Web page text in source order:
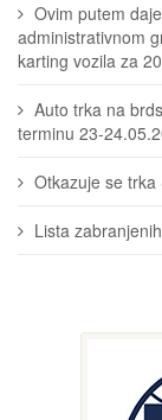
Ovim putem
administrativnom
karting vozila za
Auto trka na
terminu 23-
Otkazuje se trka
Lista